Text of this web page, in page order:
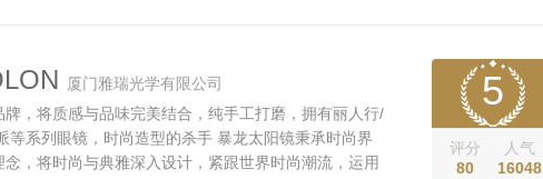
厦门雅瑞光学有限公司
牌，将质感与品味完美结合，纯手工打磨，拥有丽人行/
等系列眼镜，时尚造型的杀手 暴龙太阳镜秉承时尚界
念，将时尚与典雅深入设计，紧跟世界时尚潮流，运用
5
评分
80
人气
16048